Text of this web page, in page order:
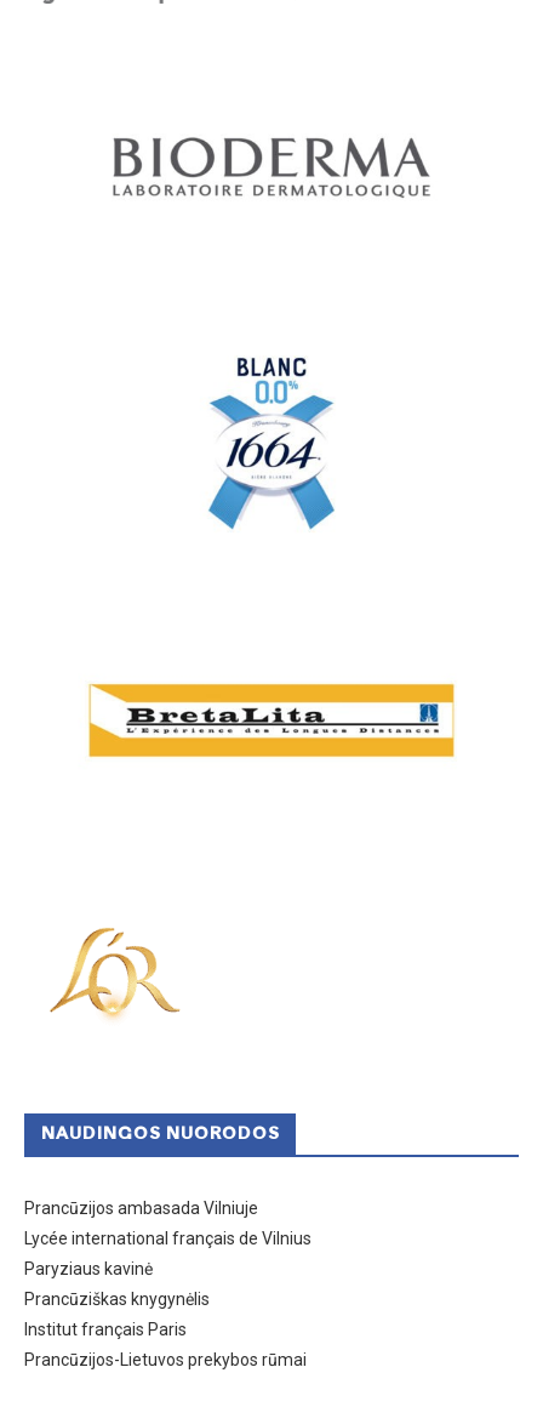
NAUDINGOS NUORODOS
Prancūzijos ambasada Vilniuje
Lycée international français de Vilnius
Paryziaus kavinė
Prancūziškas knygynėlis
Institut français Paris
Prancūzijos-Lietuvos prekybos rūmai